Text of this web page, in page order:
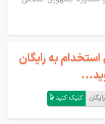
استخدام به رایگان
کلیک کنید